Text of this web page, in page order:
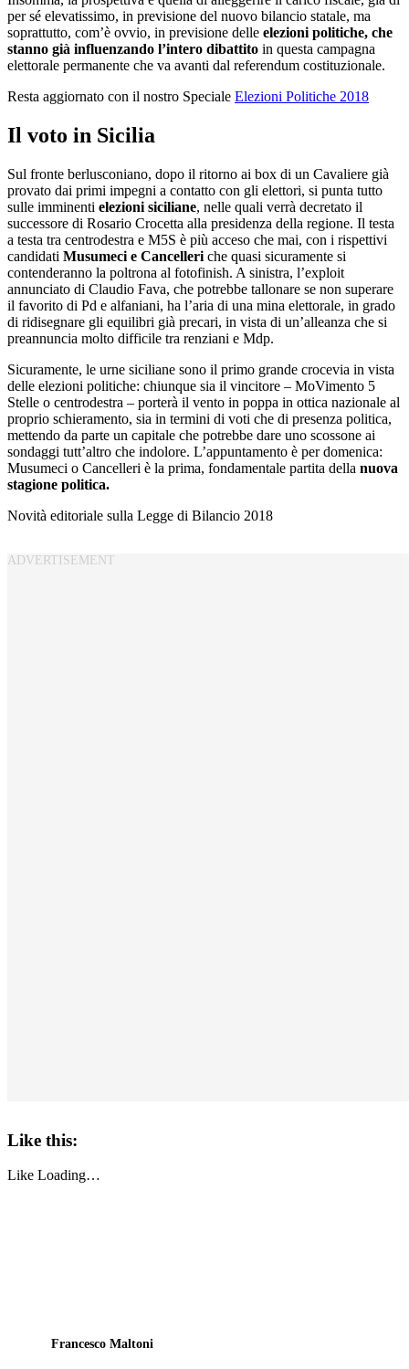
per sé elevatissimo, in previsione del nuovo bilancio statale, ma
soprattutto, com’è ovvio, in previsione delle elezioni politiche, che
stanno già influenzando l’intero dibattito in questa campagna
elettorale permanente che va avanti dal referendum costituzionale.
Resta aggiornato con il nostro Speciale Elezioni Politiche 2018
Il voto in Sicilia
Sul fronte berlusconiano, dopo il ritorno ai box di un Cavaliere già
provato dai primi impegni a contatto con gli elettori, si punta tutto
sulle imminenti elezioni siciliane, nelle quali verrà decretato il
successore di Rosario Crocetta alla presidenza della regione. Il testa
a testa tra centrodestra e M5S è più acceso che mai, con i rispettivi
candidati Musumeci e Cancelleri che quasi sicuramente si
contenderanno la poltrona al fotofinish. A sinistra, l’exploit
annunciato di Claudio Fava, che potrebbe tallonare se non superare
il favorito di Pd e alfaniani, ha l’aria di una mina elettorale, in grado
di ridisegnare gli equilibri già precari, in vista di un’alleanza che si
preannuncia molto difficile tra renziani e Mdp.
Sicuramente, le urne siciliane sono il primo grande crocevia in vista
delle elezioni politiche: chiunque sia il vincitore – MoVimento 5
Stelle o centrodestra – porterà il vento in poppa in ottica nazionale al
proprio schieramento, sia in termini di voti che di presenza politica,
mettendo da parte un capitale che potrebbe dare uno scossone ai
sondaggi tutt’altro che indolore. L’appuntamento è per domenica:
Musumeci o Cancelleri è la prima, fondamentale partita della nuova
stagione politica.
Novità editoriale sulla Legge di Bilancio 2018
Like this:
Like Loading…
Francesco Maltoni